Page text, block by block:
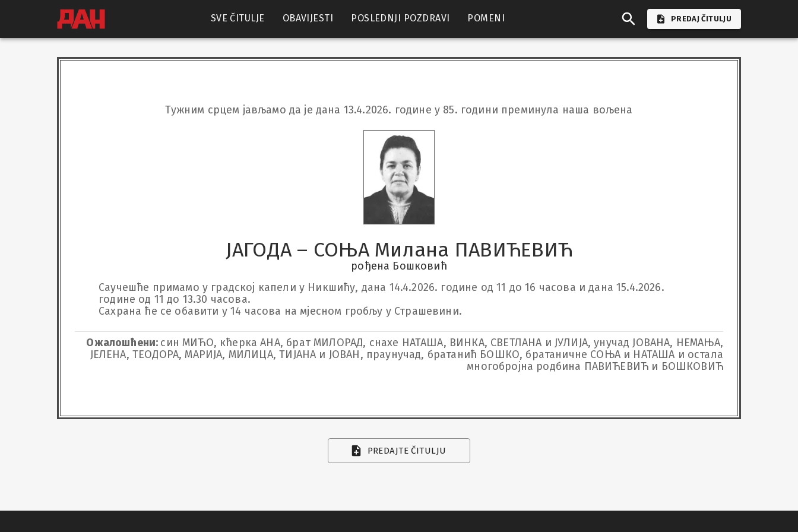
SVE ČITULJE OBAVIJESTI POSLEDNJI POZDRAVI POMENI PREDAJ ČITULJU
Тужним срцем јављамо да је дана 13.4.2026. године у 85. години преминула наша вољена
ЈАГОДА – СОЊА Милана ПАВИЋЕВИЋ
рођена Бошковић
Саучешће примамо у градској капели у Никшићу, дана 14.4.2026. године од 11 до 16 часова и дана 15.4.2026.
године од 11 до 13.30 часова.
Сахрана ће се обавити у 14 часова на мјесном гробљу у Страшевини.
Ожалошћени: син МИЋО, кћерка АНА, брат МИЛОРАД, снахе НАТАША, ВИНКА, СВЕТЛАНА и ЈУЛИЈА, унучад ЈОВАНА, НЕМАЊА,
ЈЕЛЕНА, ТЕОДОРА, МАРИЈА, МИЛИЦА, ТИЈАНА и ЈОВАН, праунучад, братанић БОШКО, братаничне СОЊА и НАТАША и остала
многобројна родбина ПАВИЋЕВИЋ и БОШКОВИЋ
PREDAJTE ČITULJU